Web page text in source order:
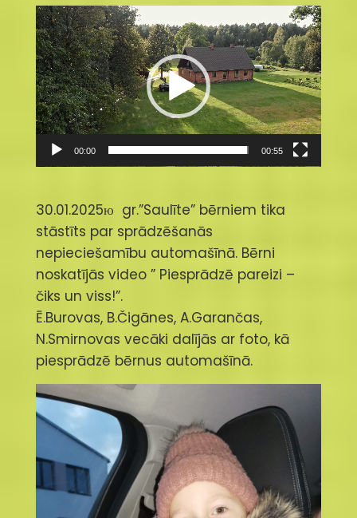
Video
atskaņotājs
00:00 00:55
30.01.2025ю gr.”Saulīte” bērniem tika
stāstīts par sprādzēšanās
nepieciešamību automašīnā. Bērni
noskatījās video ” Piesprādzē pareizi –
čiks un viss!”.
Ē.Burovas, B.Čigānes, A.Garančas,
N.Smirnovas vecāki dalījās ar foto, kā
piesprādzē bērnus automašīnā.